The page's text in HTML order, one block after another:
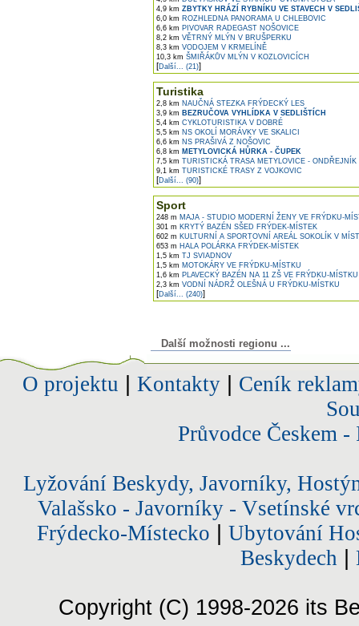
4,9 km ZBYTKY HRÁZÍ RYBNÍKU VE STAVECH V
6,0 km ROZHLEDNA PANORAMA U CHLEBOVIC
6,6 km PIVOVAR RADEGAST NOŠOVICE
8,2 km VĚTRNÝ MLÝN V BRUŠPERKU
8,3 km VODOJEM V KRMELÍNĚ
10,3 km ŠMIŘÁKŮV MLÝN V KOZLOVICÍCH
[Další... (21)]
Turistika
2,8 km NAUČNÁ STEZKA FRÝDECKÝ LES
3,9 km BEZRUČOVA VYHLÍDKA V SEDLIŠTÍCH
5,4 km CYKLOTURISTIKA V DOBRÉ
5,5 km NS OKOLÍ MORÁVKY VE SKALICI
6,6 km NS PRAŠIVÁ Z NOŠOVIC
6,8 km METYLOVICKÁ HŮRKA - ČUPEK
7,5 km TURISTICKÁ TRASA METYLOVICE - ONDŘEJNÍK
9,1 km TURISTICKÉ TRASY Z VOJKOVIC
[Další... (90)]
Sport
248 m MAJA - STUDIO MODERNÍ ŽENY VE FRÝDKU-
301 m KRYTÝ BAZÉN SŠED FRÝDEK-MÍSTEK
602 m KULTURNÍ A SPORTOVNÍ AREÁL SOKOLÍK V
653 m HALA POLÁRKA FRÝDEK-MÍSTEK
1,5 km TJ SVIADNOV
1,5 km MOTOKÁRY VE FRÝDKU-MÍSTKU
1,6 km PLAVECKÝ BAZÉN NA 11 ZŠ VE FRÝDKU-MÍSTKU
2,3 km VODNÍ NÁDRŽ OLEŠNÁ U FRÝDKU-MÍSTKU
[Další... (240)]
Další možnosti regionu ...
O projektu Kontakty| Ceník
Průvodce Českem
Lyžování Beskydy, Javorníky,
Valašsko - Javorníky - Vsetínské
Frýdecko-Místecko
Ubytování
Beskydech
Copyright (C) 1998-2026 its